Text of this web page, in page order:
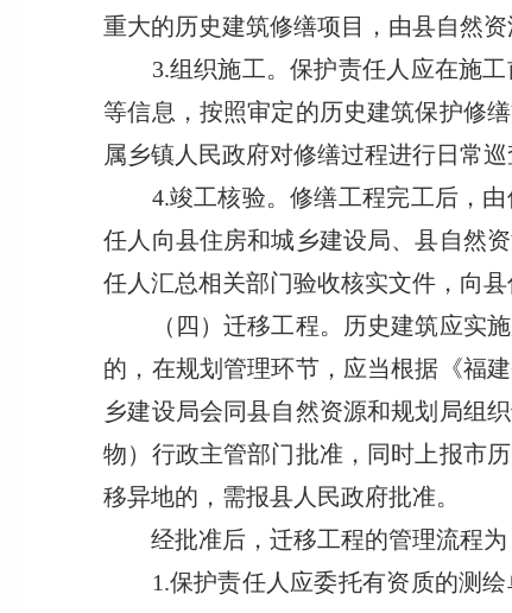
重大的历史建筑修缮项目，由县自然
3.组织施工。保护责任人应在施工
等信息，按照审定的历史建筑保护修
属乡镇人民政府对修缮过程进行日常
4.竣工核验。修缮工程完工后，由
任人向县住房和城乡建设局、县自然
任人汇总相关部门验收核实文件，向
（四）迁移工程。历史建筑应实施
的，在规划管理环节，应当根据《福
乡建设局会同县自然资源和规划局组
物）行政主管部门批准，同时上报市
移异地的，需报县人民政府批准。
经批准后，迁移工程的管理流程为
1.保护责任人应委托有资质的测绘